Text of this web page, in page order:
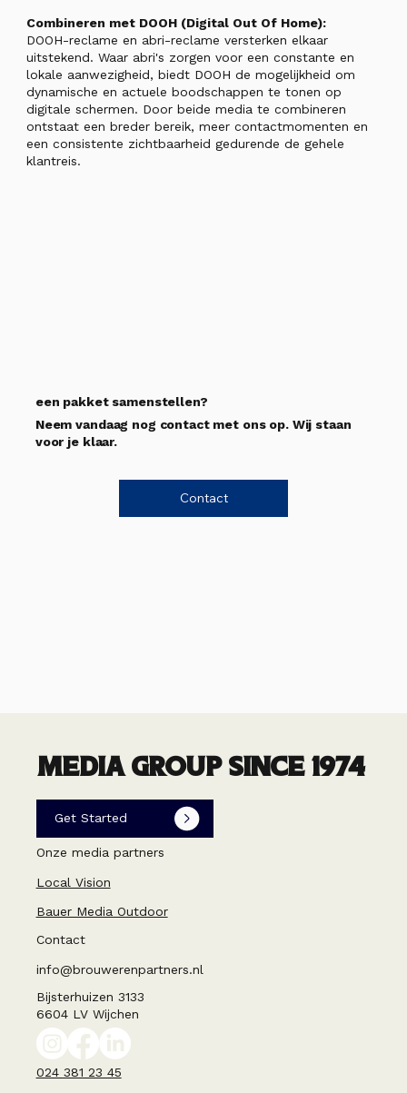
Combineren met DOOH (Digital Out Of Home):
DOOH-reclame en abri-reclame versterken elkaar
uitstekend. Waar abri's zorgen voor een constante en
lokale aanwezigheid, biedt DOOH de mogelijkheid om
dynamische en actuele boodschappen te tonen op
digitale schermen. Door beide media te combineren
ontstaat een breder bereik, meer contactmomenten en
een consistente zichtbaarheid gedurende de gehele
klantreis.
een pakket samenstellen?
Neem vandaag nog contact met ons op. Wij staan
voor je klaar.
Contact
MEDIA GROUP SINCE 1974
Get Started
Onze media partners
Local Vision
Bauer Media Outdoor
Contact
info@brouwerenpartners.nl
Bijsterhuizen 3133
6604 LV Wijchen
024 381 23 45